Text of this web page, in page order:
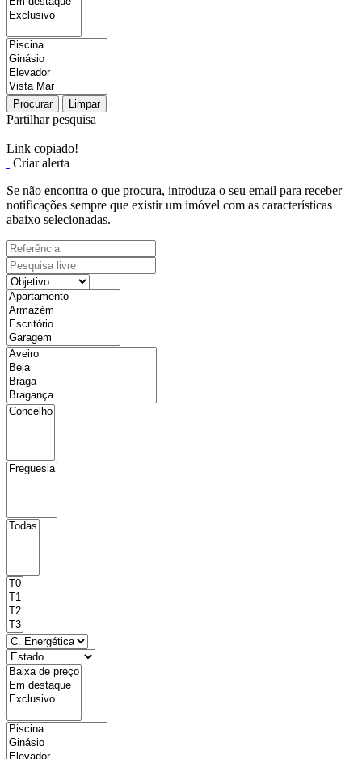
Procurar Limpar
Partilhar pesquisa
Link copiado!
Criar alerta
Se não encontra o que procura, introduza o seu email para receber
notificações sempre que existir um imóvel com as características
abaixo selecionadas.